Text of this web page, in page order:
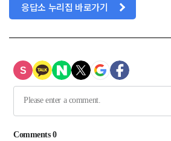
응답소 누리집 바로가기